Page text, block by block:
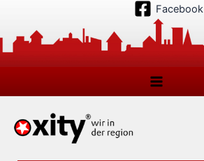
springen
Facebook